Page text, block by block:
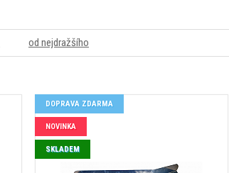
od nejdražšího
DOPRAVA ZDARMA
NOVINKA
SKLADEM